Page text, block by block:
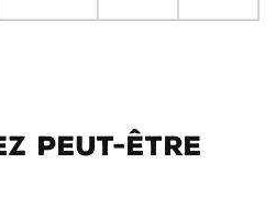
peut-être